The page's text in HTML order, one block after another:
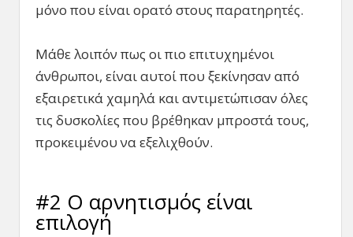
μόνο που είναι ορατό στους παρατηρητές.
Μάθε λοιπόν πως οι πιο επιτυχημένοι
άνθρωποι, είναι αυτοί που ξεκίνησαν από
εξαιρετικά χαμηλά και αντιμετώπισαν όλες
τις δυσκολίες που βρέθηκαν μπροστά τους,
προκειμένου να εξελιχθούν.
#2 Ο αρνητισμός είναι
επιλογή